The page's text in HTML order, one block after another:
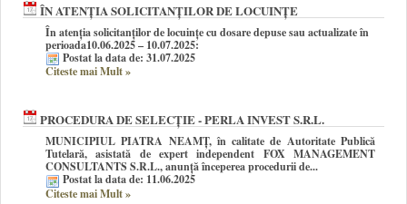
ÎN ATENȚIA SOLICITANȚILOR DE LOCUINȚE
În atenția solicitanților de locuințe cu dosare depuse sau actualizate în
perioada10.06.2025 – 10.07.2025:
Postat la data de: 31.07.2025
Citeste mai Mult»
PROCEDURA DE SELECȚIE - PERLA INVEST S.R.L.
MUNICIPIUL PIATRA NEAMȚ, în calitate de Autoritate Publică
Tutelară, asistată de expert independent FOX MANAGEMENT
CONSULTANTS S.R.L., anunţă începerea procedurii de...
Postat la data de: 11.06.2025
Citeste mai Mult»